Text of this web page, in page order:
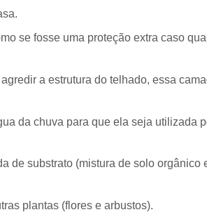
se fosse uma proteção extra caso
a estrutura do telhado, essa
da chuva para que ela seja utilizada
de substrato (mistura de solo orgânico
plantas (flores e arbustos).